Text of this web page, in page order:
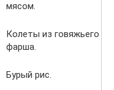
мясом.
Колеты из говяжьего
фарша.
Бурый рис.